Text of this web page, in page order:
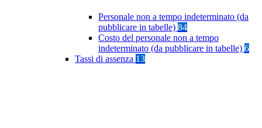
Personale non a tempo indeterminato (da
pubblicare in tabelle) 84
Costo del personale non a tempo
indeterminato (da pubblicare in tabelle) 6
Tassi di assenza 13